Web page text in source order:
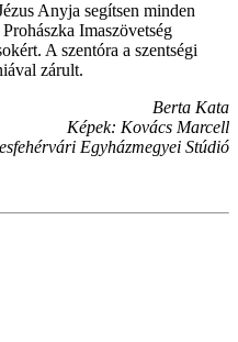
Anyja segítsen minden
Imaszövetség
A szentóra a szentségi
zárult.
Berta Kata
Képek: Kovács Marcell
Egyházmegyei Stúdió